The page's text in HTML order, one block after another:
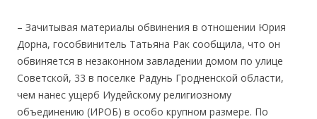
– Зачитывая материалы обвинения в отношении Юрия
Дорна, гособвинитель Татьяна Рак сообщила, что он
обвиняется в незаконном завладении домом по улице
Советской, 33 в поселке Радунь Гродненской области,
чем нанес ущерб Иудейскому религиозному
объединению (ИРОБ) в особо крупном размере. По